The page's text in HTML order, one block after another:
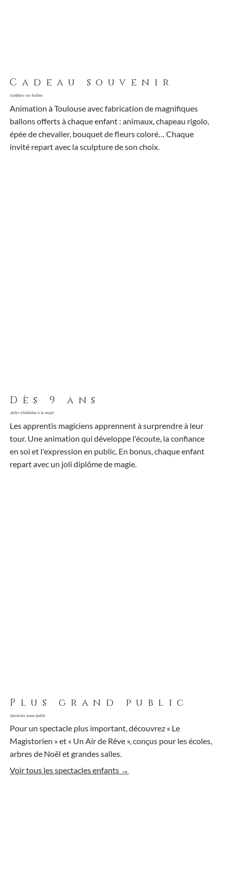
Cadeau souvenir
Sculpture sur ballons
Animation à Toulouse avec fabrication de magnifiques
ballons offerts à chaque enfant : animaux, chapeau rigolo,
épée de chevalier, bouquet de fleurs coloré… Chaque
invité repart avec la sculpture de son choix.
Dès 9 ans
Atelier d'initiation à la magie
Les apprentis magiciens apprennent à surprendre à leur
tour. Une animation qui développe l'écoute, la confiance
en soi et l'expression en public. En bonus, chaque enfant
repart avec un joli diplôme de magie.
Plus grand public
Spectacles jeune public
Pour un spectacle plus important, découvrez « Le
Magistorien » et « Un Air de Rêve », conçus pour les écoles,
arbres de Noël et grandes salles.
Voir tous les spectacles enfants →